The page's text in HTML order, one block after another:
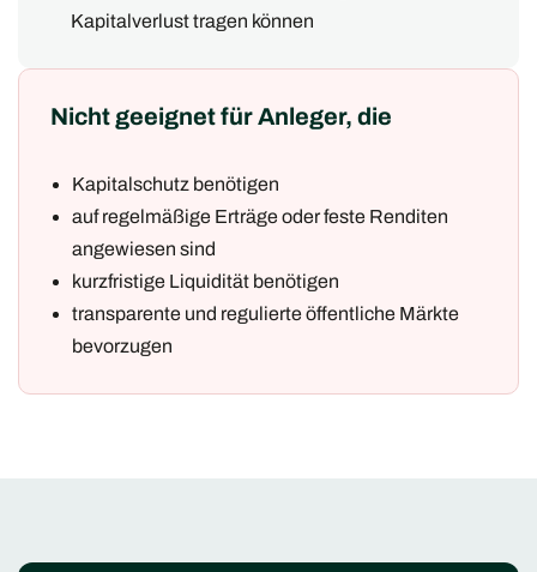
Kapitalverlust tragen können
Nicht geeignet für Anleger, die
Kapitalschutz benötigen
auf regelmäßige Erträge oder feste Renditen
angewiesen sind
kurzfristige Liquidität benötigen
transparente und regulierte öffentliche Märkte
bevorzugen